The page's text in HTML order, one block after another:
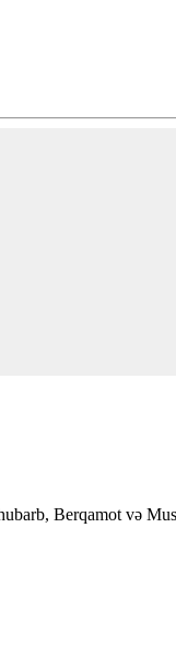
Berqamot və